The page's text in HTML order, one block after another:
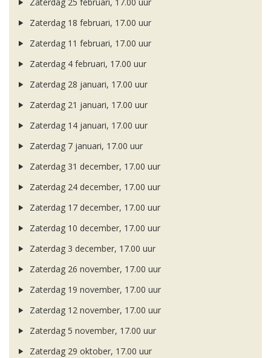
Zaterdag 25 februari, 17.00 uur
Zaterdag 18 februari, 17.00 uur
Zaterdag 11 februari, 17.00 uur
Zaterdag 4 februari, 17.00 uur
Zaterdag 28 januari, 17.00 uur
Zaterdag 21 januari, 17.00 uur
Zaterdag 14 januari, 17.00 uur
Zaterdag 7 januari, 17.00 uur
Zaterdag 31 december, 17.00 uur
Zaterdag 24 december, 17.00 uur
Zaterdag 17 december, 17.00 uur
Zaterdag 10 december, 17.00 uur
Zaterdag 3 december, 17.00 uur
Zaterdag 26 november, 17.00 uur
Zaterdag 19 november, 17.00 uur
Zaterdag 12 november, 17.00 uur
Zaterdag 5 november, 17.00 uur
Zaterdag 29 oktober, 17.00 uur